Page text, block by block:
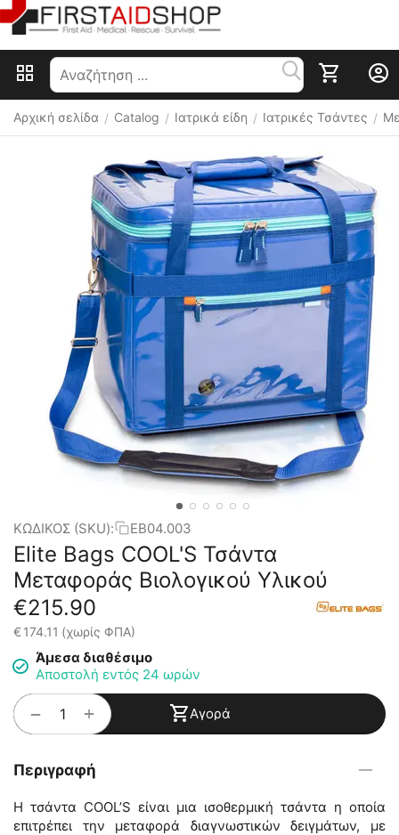
Αρχική σελίδα / Catalog / Ιατρικά είδη / Ιατρικές Τσάντες /
ΚΩΔΙΚΟΣ (SKU): EB04.003
Elite Bags COOL'S Τσάντα
Μεταφοράς Βιολογικού Υλικού
€215.90
€174.11 (χωρίς ΦΠΑ)
Άμεσα διαθέσιμο
Αποστολή εντός 24 ωρών
+
− Αγορά
Περιγραφή
Η τσάντα COOL’S είναι μια ισοθερμική τσάντα η οποία
επιτρέπει την μεταφορά διαγνωστικών δειγμάτων, με